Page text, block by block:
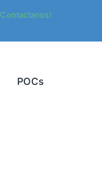
Contactanos!
POCs